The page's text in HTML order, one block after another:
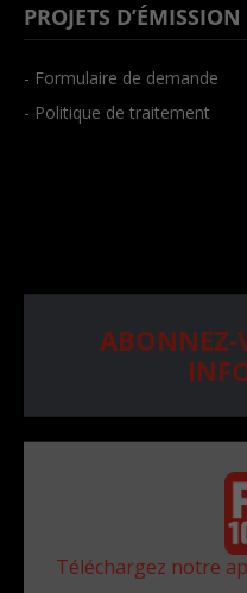
PROJETS D’ÉMISSION
- Formulaire de demande
- Politique de traitement
ABONNEZ-
Téléchargez notre